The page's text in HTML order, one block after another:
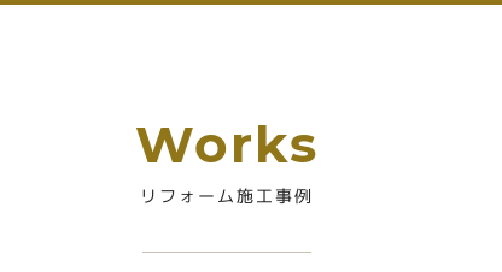
Works
リフォーム施工事例